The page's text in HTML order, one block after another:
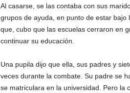
Al casarse, se las contaba con sus
grupos de ayuda, en punto de estar
que, cubo que las escuelas cerraron en
continuar su educación.
Una pupila dijo que ella, sus padres y
veces durante la combate. Su padre se
se matriculara en la universidad. Pero la